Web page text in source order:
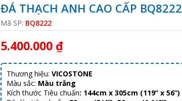
ĐÁ THẠCH ANH CAO CẤP BQ8222
Mã SP: BQ8222
5.400.000 ₫
Thương hiệu: VICOSTONE
Màu sắc: Màu trắng
Kích thước Tiêu chuẩn: 144cm x 305cm (119” x 56”)